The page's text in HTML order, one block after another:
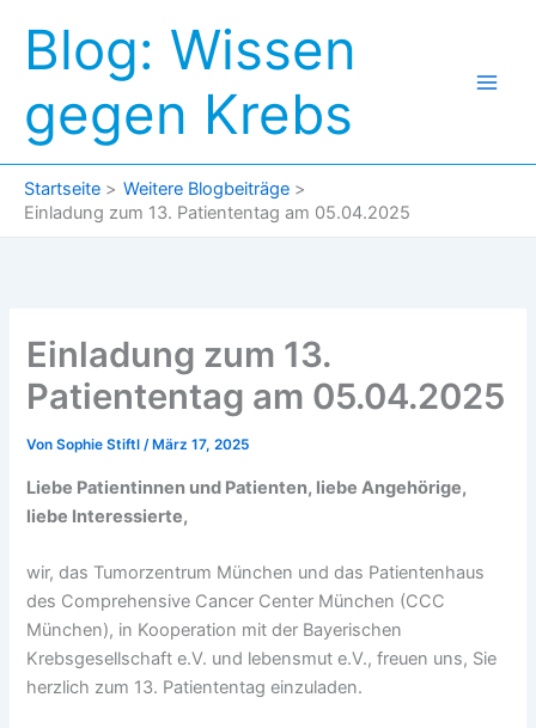
Inhalt
springen
Blog: Wissen
gegen Krebs
Startseite
Weitere Blogbeiträge
Einladung zum 13. Patiententag am 05.04.2025
Einladung zum 13.
Patiententag am 05.04.2025
VonSophie Stiftl/ März 17, 2025
Liebe Patientinnen und Patienten, liebe Angehörige,
liebe Interessierte,
wir, das Tumorzentrum München und das Patientenhaus
des Comprehensive Cancer Center München (CCC
München), in Kooperation mit der Bayerischen
Krebsgesellschaft e.V. und lebensmut e.V., freuen uns, Sie
herzlich zum 13. Patiententag einzuladen.